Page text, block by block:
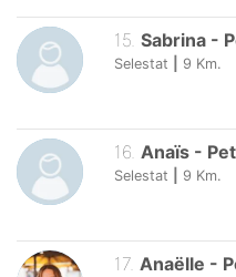
15 Sabrina -
Selestat 9 Km.
16 Anaïs -
Selestat 9 Km.
17. Anaëlle -